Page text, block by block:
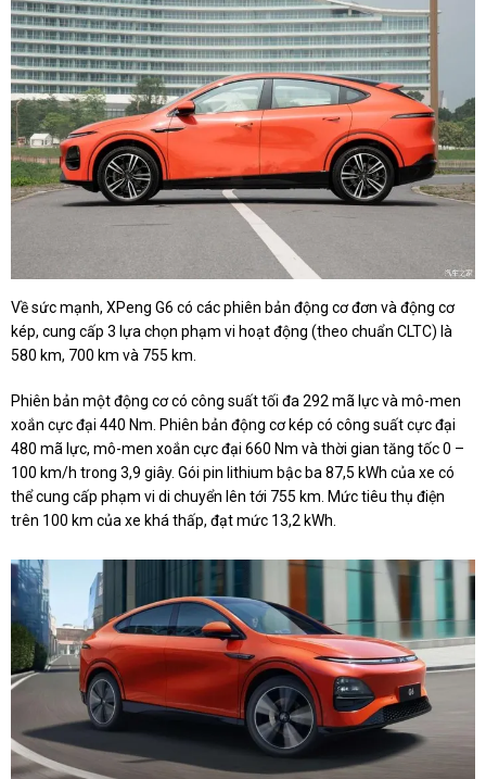
Về sức mạnh, XPeng G6 có các phiên bản động cơ đơn và động cơ
kép, cung cấp 3 lựa chọn phạm vi hoạt động (theo chuẩn CLTC) là
580 km, 700 km và 755 km.
Phiên bản một động cơ có công suất tối đa 292 mã lực và mô-men
xoắn cực đại 440 Nm. Phiên bản động cơ kép có công suất cực đại
480 mã lực, mô-men xoắn cực đại 660 Nm và thời gian tăng tốc 0 –
100 km/h trong 3,9 giây. Gói pin lithium bậc ba 87,5 kWh của xe có
thể cung cấp phạm vi di chuyển lên tới 755 km. Mức tiêu thụ điện
trên 100 km của xe khá thấp, đạt mức 13,2 kWh.